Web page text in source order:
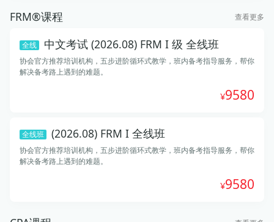
FRM®课程 查看更多
全线 中文考试 (2026.08) FRM I 级 全线班
协会官方推荐培训机构，五步进阶循环式教学，班内备考指导服务，帮你
解决备考路上遇到的难题。
9580
全线班 (2026.08) FRM I 全线班
协会官方推荐培训机构，五步进阶循环式教学，班内备考指导服务，帮你
解决备考路上遇到的难题。
9580